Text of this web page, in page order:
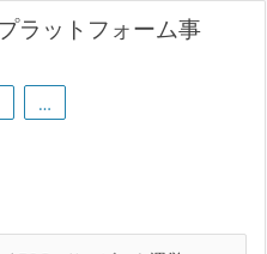
ラットフォーム事
…